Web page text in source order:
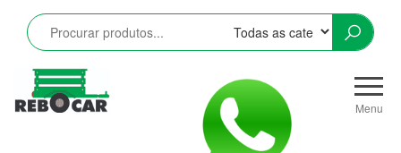
Rebocar
Menu